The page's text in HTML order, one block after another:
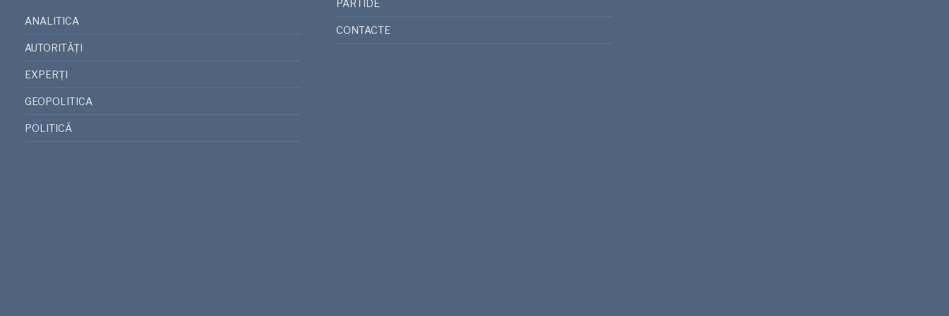
ANALITICA
AUTORITĂȚI
EXPERȚI
GEOPOLITICA
POLITICĂ
PARTIDE
CONTACTE